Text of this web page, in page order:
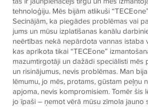
tehnoloģiju. Mēs bijām atlikuši
Secinājām, ka piegādes problēmas vai
jums un mūsu izplatīšanas kanālu
neērtības nekā nepārdota vannas istaba
kas aprīkota tikai “TECEone”
mazumtirgotāji un dažādi speciālisti mēs
un risinājumus, nevis problēmas. Man
lēmumu, jo mēs, protams, gūstam peļņu
apjoma, nevis kompromisiem. Tomēr šis
jo īpaši – ņemot vērā mūsu zīmola jauno